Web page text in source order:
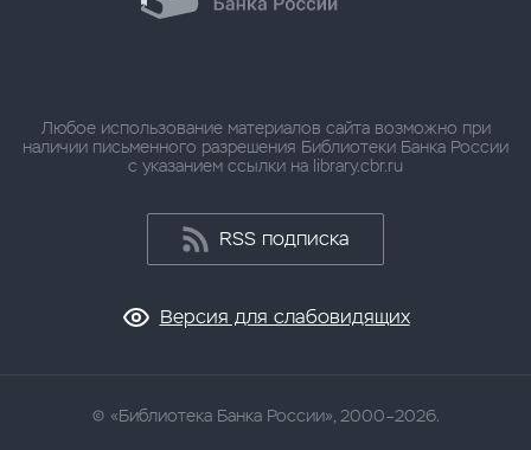
Любое использование материалов сайта возможно при
наличии письменного разрешения Библиотеки Банка России
с указанием ссылки на library.cbr.ru
RSS подписка
Версия для слабовидящих
«Библиотека Банка России», 2000–2026.